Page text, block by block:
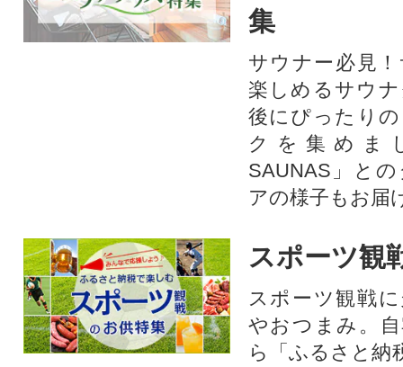
集
サウナー必見
楽しめるサウ
後にぴったり
クを集めま
SAUNAS」と
アの様子もお届
スポーツ観
スポーツ観戦
やおつまみ。
ら「ふるさと納